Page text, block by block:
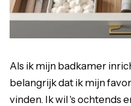
Als ik mijn badkamer
belangrijk dat ik mijn
vinden. Ik wil 's ochtends